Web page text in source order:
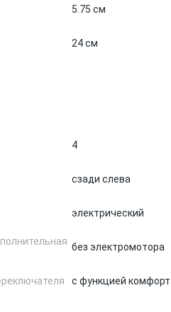
5.75 см
24 см
4
сзади слева
электрический
без электромотора
с функцией